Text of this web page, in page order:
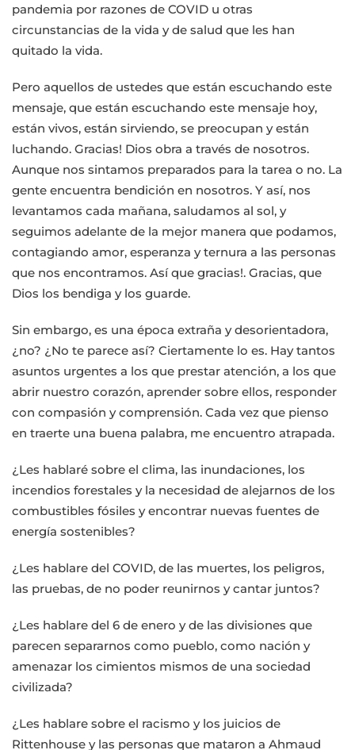
pandemia por razones de COVID u otras
circunstancias de la vida y de salud que les han
quitado la vida.
Pero aquellos de ustedes que están escuchando este
mensaje, que están escuchando este mensaje hoy,
están vivos, están sirviendo, se preocupan y están
luchando. Gracias! Dios obra a través de nosotros.
Aunque nos sintamos preparados para la tarea o no. La
gente encuentra bendición en nosotros. Y así, nos
levantamos cada mañana, saludamos al sol, y
seguimos adelante de la mejor manera que podamos,
contagiando amor, esperanza y ternura a las personas
que nos encontramos. Así que gracias!. Gracias, que
Dios los bendiga y los guarde.
Sin embargo, es una época extraña y desorientadora,
¿no? ¿No te parece así? Ciertamente lo es. Hay tantos
asuntos urgentes a los que prestar atención, a los que
abrir nuestro corazón, aprender sobre ellos, responder
con compasión y comprensión. Cada vez que pienso
en traerte una buena palabra, me encuentro atrapada.
¿Les hablaré sobre el clima, las inundaciones, los
incendios forestales y la necesidad de alejarnos de los
combustibles fósiles y encontrar nuevas fuentes de
energía sostenibles?
¿Les hablare del COVID, de las muertes, los peligros,
las pruebas, de no poder reunirnos y cantar juntos?
¿Les hablare del 6 de enero y de las divisiones que
parecen separarnos como pueblo, como nación y
amenazar los cimientos mismos de una sociedad
civilizada?
¿Les hablare sobre el racismo y los juicios de
Rittenhouse y las personas que mataron a Ahmaud